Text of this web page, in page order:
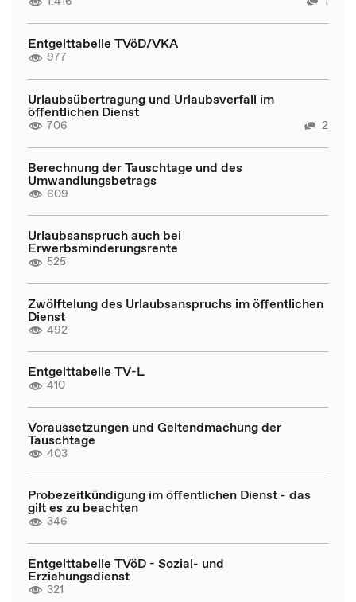
Entgelttabelle TVöD/VKA
977
Urlaubsübertragung und Urlaubsverfall im
öffentlichen Dienst
706 2
Berechnung der Tauschtage und des
Umwandlungsbetrags
609
Urlaubsanspruch auch bei
Erwerbsminderungsrente
525
Zwölftelung des Urlaubsanspruchs im öffentlichen
Dienst
492
Entgelttabelle TV-L
410
Voraussetzungen und Geltendmachung der
Tauschtage
403
Probezeitkündigung im öffentlichen Dienst - das
gilt es zu beachten
346
Entgelttabelle TVöD - Sozial- und
Erziehungsdienst
321